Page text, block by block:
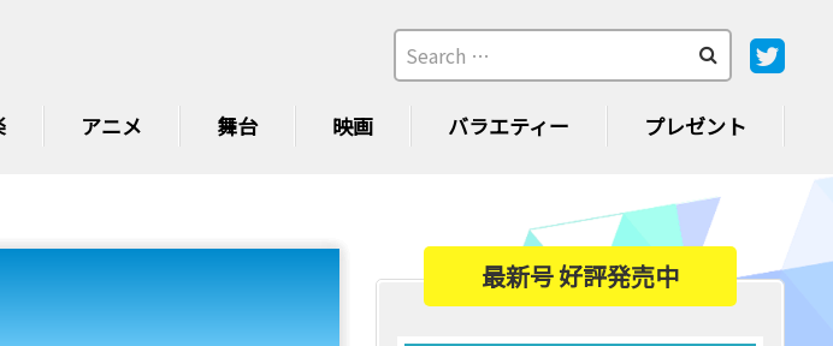
アニメ 舞台 映画 バラエティー プレゼント
最新号 好評発売中